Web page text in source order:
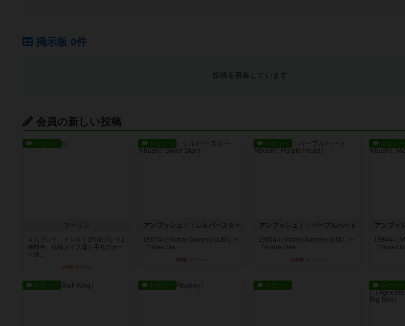
掲示板 0件
投稿を募集しています
会員の新しい投稿
レビュー
マーリン
４人プレイ。インスト1時間プレイ2
時間半。結構ダイス運と手札のカー
ド運...
1分前
レビュー
アンブッシュ！：シルバースター
1987年にVictory Gamesが出版した
『Silver Sta...
4分前
レビュー
アンブッシュ！：パープルハート
1985年にVictory Gamesが出版した
『Purple Hea...
13分前
レビュー
アンブッ
1984年に
『Move
レビュー レビュー レビュー レビュー